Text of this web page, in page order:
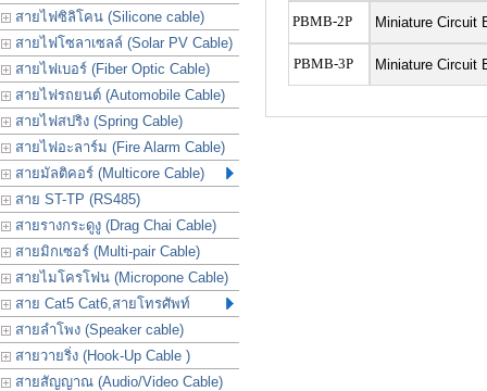
สายไฟซิลิโคน (Silicone cable)
สายไฟโซลาเซลล์ (Solar PV Cable)
สายไฟเบอร์ (Fiber Optic Cable)
สายไฟรถยนต์ (Automobile Cable)
สายไฟสปริง (Spring Cable)
สายไฟอะลาร์ม (Fire Alarm Cable)
สายมัลติคอร์ (Multicore Cable)
สาย ST-TP (RS485)
สายรางกระดูงู (Drag Chai Cable)
สายมิกเซอร์ (Multi-pair Cable)
สายไมโครโฟน (Micropone Cable)
สาย Cat5 Cat6,สายโทรศัพท์
สายลำโพง (Speaker cable)
สายวายริ่ง (Hook-Up Cable )
สายสัญญาณ (Audio/Video Cable)
PBMB-2P Miniature Circuit
PBMB-3P Miniature Circuit